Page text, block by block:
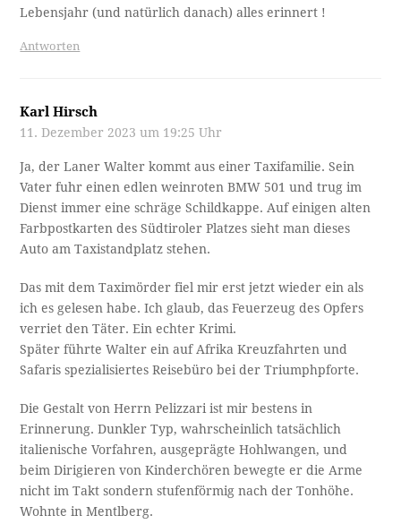
Lebensjahr (und natürlich danach) alles erinnert !
Antworten
Karl Hirsch
11. Dezember 2023 um 19:25 Uhr
Ja, der Laner Walter kommt aus einer Taxifamilie. Sein
Vater fuhr einen edlen weinroten BMW 501 und trug im
Dienst immer eine schräge Schildkappe. Auf einigen alten
Farbpostkarten des Südtiroler Platzes sieht man dieses
Auto am Taxistandplatz stehen.
Das mit dem Taximörder fiel mir erst jetzt wieder ein als
ich es gelesen habe. Ich glaub, das Feuerzeug des Opfers
verriet den Täter. Ein echter Krimi.
Später führte Walter ein auf Afrika Kreuzfahrten und
Safaris spezialisiertes Reisebüro bei der Triumphpforte.
Die Gestalt von Herrn Pelizzari ist mir bestens in
Erinnerung. Dunkler Typ, wahrscheinlich tatsächlich
italienische Vorfahren, ausgeprägte Hohlwangen, und
beim Dirigieren von Kinderchören bewegte er die Arme
nicht im Takt sondern stufenförmig nach der Tonhöhe.
Wohnte in Mentlberg.